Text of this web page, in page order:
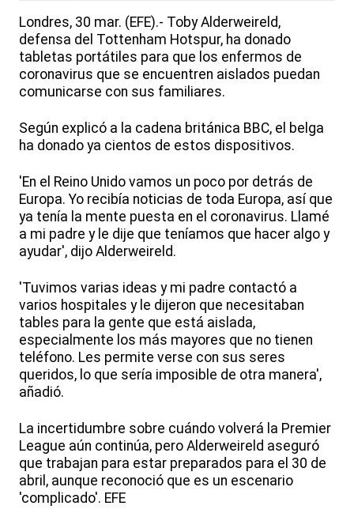
Londres, 30 mar. (EFE).- Toby Alderweireld,
defensa del Tottenham Hotspur, ha donado
tabletas portátiles para que los enfermos de
coronavirus que se encuentren aislados puedan
comunicarse con sus familiares.
Según explicó a la cadena británica BBC, el belga
ha donado ya cientos de estos dispositivos.
'En el Reino Unido vamos un poco por detrás de
Europa. Yo recibía noticias de toda Europa, así que
ya tenía la mente puesta en el coronavirus. Llamé
a mi padre y le dije que teníamos que hacer algo y
ayudar', dijo Alderweireld.
'Tuvimos varias ideas y mi padre contactó a
varios hospitales y le dijeron que necesitaban
tables para la gente que está aislada,
especialmente los más mayores que no tienen
teléfono. Les permite verse con sus seres
queridos, lo que sería imposible de otra manera',
añadió.
La incertidumbre sobre cuándo volverá la Premier
League aún continúa, pero Alderweireld aseguró
que trabajan para estar preparados para el 30 de
abril, aunque reconoció que es un escenario
'complicado'. EFE